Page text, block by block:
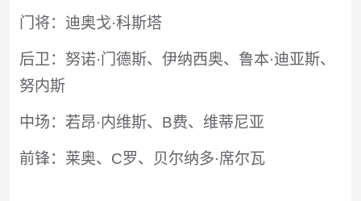
门将：迪奥戈·科斯塔
后卫：努诺·门德斯、伊纳西奥、鲁本·迪亚斯、
努内斯
中场：若昂·内维斯、B费、维蒂尼亚
前锋：莱奥、C罗、贝尔纳多·席尔瓦